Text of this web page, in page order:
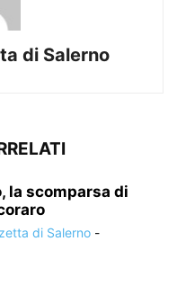
di Salerno
la scomparsa di
di Salerno -